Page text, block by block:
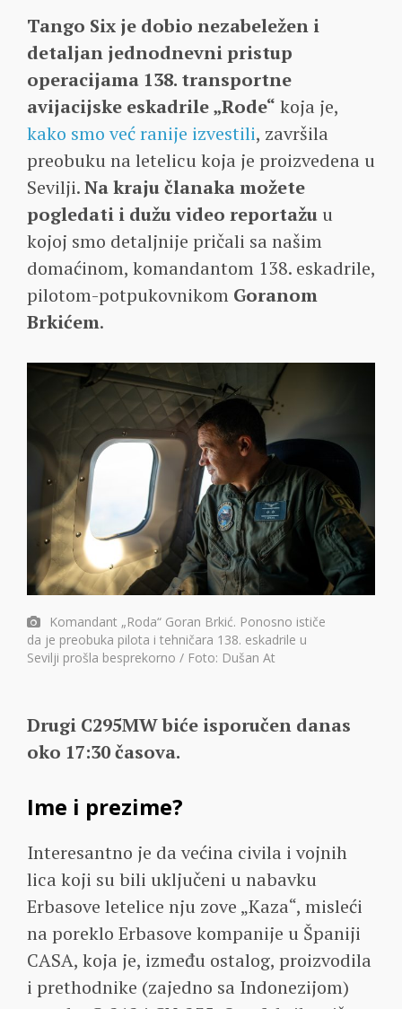
Tango Six je dobio nezabeležen i
detaljan jednodnevni pristup
operacijama 138. transportne
avijacijske eskadrile „Rode“ koja je,
kako smo već ranije izvestili, završila
preobuku na letelicu koja je proizvedena u
Sevilji.Na kraju članaka možete
pogledati i dužu video reportažu u
kojoj smo detaljnije pričali sa našim
domaćinom, komandantom 138. eskadrile,
pilotom-potpukovnikom Goranom
Brkićem.
Komandant „Roda“ Goran Brkić. Ponosno ističe
da je preobuka pilota i tehničara 138. eskadrile u
Sevilji prošla besprekorno / Foto: Dušan At
Drugi C295MW biće isporučen danas
oko 17:30 časova.
Ime i prezime?
Interesantno je da većina civila i vojnih
lica koji su bili uključeni u nabavku
Erbasove letelice nju zove „Kaza“, misleći
na poreklo Erbasove kompanije u Španiji
CASA, koja je, između ostalog, proizvodila
i prethodnike (zajedno sa Indonezijom)